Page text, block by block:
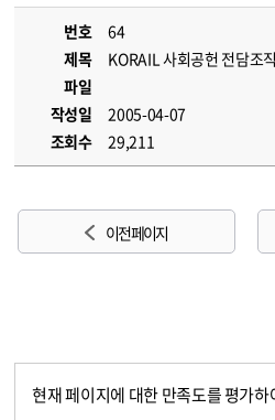
번호
64
제목
KORAIL 사회공헌 전담조
파일
작성일
2005-04-07
조회수
29,211
이전 페이지
현재 페이지에 대한 만족도를 평가